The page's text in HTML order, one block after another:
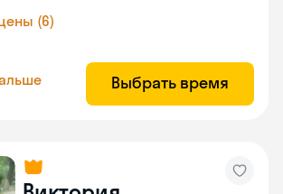
(6)
Выбрать время